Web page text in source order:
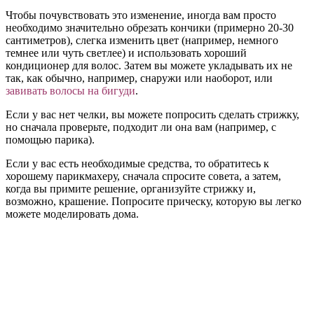
Чтобы почувствовать это изменение, иногда вам просто
необходимо значительно обрезать кончики (примерно 20-30
сантиметров), слегка изменить цвет (например, немного
темнее или чуть светлее) и использовать хороший
кондиционер для волос. Затем вы можете укладывать их не
так, как обычно, например, снаружи или наоборот, или
завивать волосы на бигуди.
Если у вас нет челки, вы можете попросить сделать стрижку,
но сначала проверьте, подходит ли она вам (например, с
помощью парика).
Если у вас есть необходимые средства, то обратитесь к
хорошему парикмахеру, сначала спросите совета, а затем,
когда вы примите решение, организуйте стрижку и,
возможно, крашение. Попросите прическу, которую вы легко
можете моделировать дома.